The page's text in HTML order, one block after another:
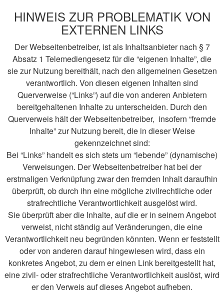
HINWEIS ZUR PROBLEMATIK VON
EXTERNEN LINKS
Der Webseitenbetreiber, ist als Inhaltsanbieter nach § 7
Absatz 1 Telemediengesetz für die “eigenen Inhalte”, die
sie zur Nutzung bereithält, nach den allgemeinen Gesetzen
verantwortlich. Von diesen eigenen Inhalten sind
Querverweise (“Links”) auf die von anderen Anbietern
bereitgehaltenen Inhalte zu unterscheiden. Durch den
Querverweis hält der Webseitenbetreiber, insofern “fremde
Inhalte” zur Nutzung bereit, die in dieser Weise
gekennzeichnet sind:
Bei “Links” handelt es sich stets um “lebende” (dynamische)
Verweisungen. Der Webseitenbetreiber hat bei der
erstmaligen Verknüpfung zwar den fremden Inhalt daraufhin
überprüft, ob durch ihn eine mögliche zivilrechtliche oder
strafrechtliche Verantwortlichkeit ausgelöst wird.
Sie überprüft aber die Inhalte, auf die er in seinem Angebot
verweist, nicht ständig auf Veränderungen, die eine
Verantwortlichkeit neu begründen könnten. Wenn er feststellt
oder von anderen darauf hingewiesen wird, dass ein
konkretes Angebot, zu dem er einen Link bereitgestellt hat,
eine zivil- oder strafrechtliche Verantwortlichkeit auslöst, wird
er den Verweis auf dieses Angebot aufheben.